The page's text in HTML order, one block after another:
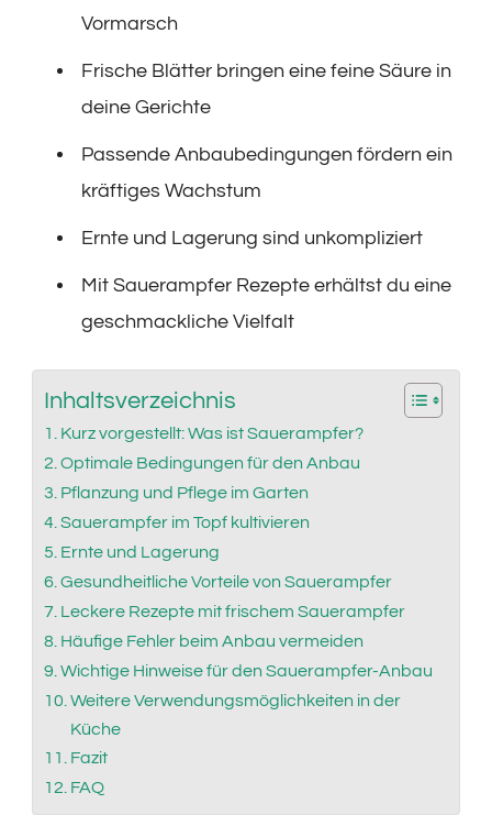
Vormarsch
Frische Blätter bringen eine feine Säure in
deine Gerichte
Passende Anbaubedingungen fördern ein
kräftiges Wachstum
Ernte und Lagerung sind unkompliziert
Mit Sauerampfer Rezepte erhältst du eine
geschmackliche Vielfalt
Inhaltsverzeichnis
Kurz vorgestellt: Was ist Sauerampfer?
Optimale Bedingungen für den Anbau
Pflanzung und Pflege im Garten
Sauerampfer im Topf kultivieren
Ernte und Lagerung
Gesundheitliche Vorteile von Sauerampfer
Leckere Rezepte mit frischem Sauerampfer
Häufige Fehler beim Anbau vermeiden
Wichtige Hinweise für den Sauerampfer-Anbau
Weitere Verwendungsmöglichkeiten in der
Küche
Fazit
FAQ